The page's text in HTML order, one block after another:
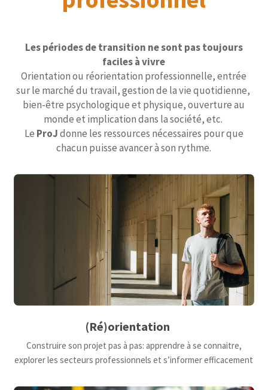
Les périodes de transition ne sont pas toujours
faciles à vivre
Orientation ou réorientation professionnelle, entrée
sur le marché du travail, gestion de la vie quotidienne,
bien-être psychologique et physique, ouverture au
monde et implication dans la société, etc.
Le ProJdonne les ressources nécessaires pour que
chacun puisse avancer à son rythme.
(Ré)orientation
Construire son projet pas à pas: apprendre à se connaitre,
explorer les secteurs professionnels et s’informer efficacement